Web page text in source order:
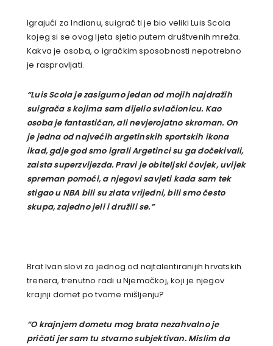
Igrajući za Indianu, suigrač ti je bio veliki Luis Scola
kojeg si se ovog ljeta sjetio putem društvenih mreža.
Kakva je osoba, o igračkim sposobnosti nepotrebno
je raspravljati.
“Luis Scola je zasigurno jedan od mojih najdražih
suigrača s kojima sam dijelio svlačionicu. Kao
osoba je fantastičan, ali nevjerojatno skroman. On
je jedna od najvećih argetinskih sportskih ikona
ikad, gdje god smo igrali Argetinci su ga dočekivali,
zaista superzvijezda. Pravi je obiteljski čovjek, uvijek
spreman pomoći, a njegovi savjeti kada sam tek
stigao u NBA bili su zlata vrijedni, bili smo često
skupa, zajedno jeli i družili se.”
Brat Ivan slovi za jednog od najtalentiranijih hrvatskih
trenera, trenutno radi u Njemačkoj, koji je njegov
krajnji domet po tvome mišljenju?
“O krajnjem dometu mog brata nezahvalno je
pričati jer sam tu stvarno subjektivan. Mislim da